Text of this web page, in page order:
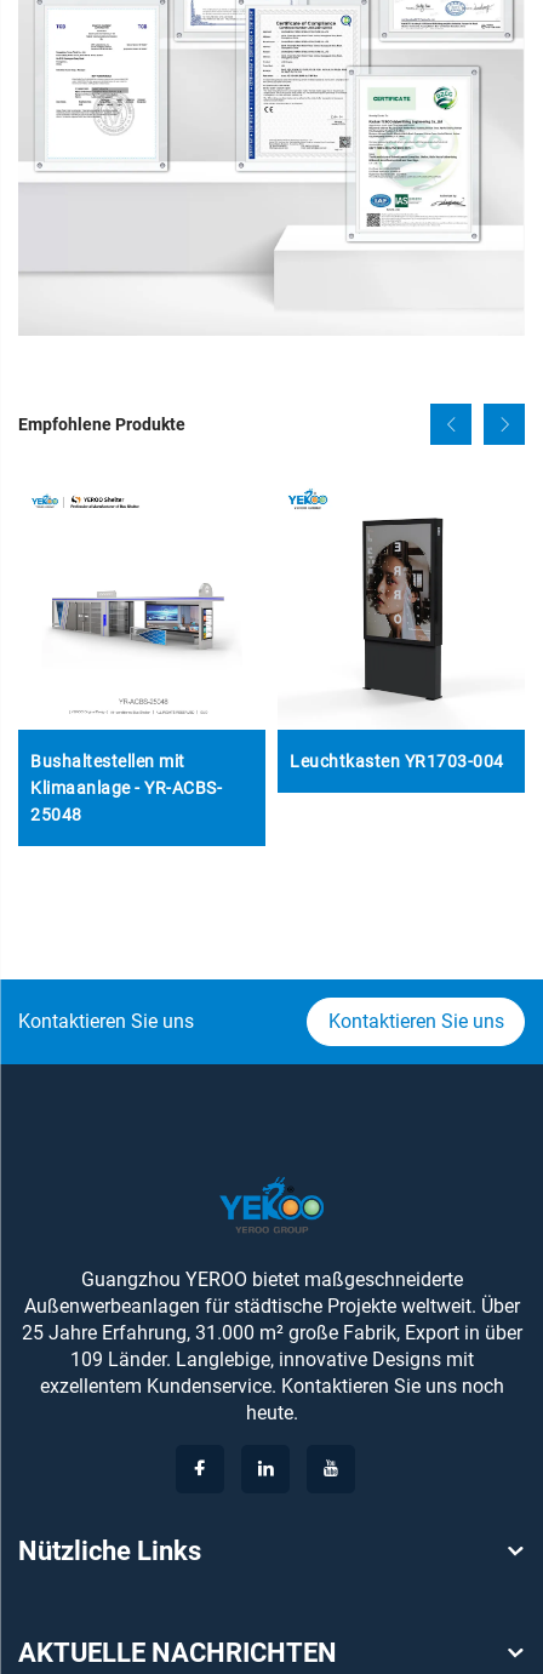
Empfohlene Produkte
Bushaltestellen mit
Klimaanlage - YR-ACBS-
25048
Leuchtkasten YR1703-004
Kontaktieren Sie uns Kontaktieren Sie uns
Guangzhou YEROO bietet maßgeschneiderte
Außenwerbeanlagen für städtische Projekte weltweit. Über
25 Jahre Erfahrung, 31.000 m² große Fabrik, Export in über
109 Länder. Langlebige, innovative Designs mit
exzellentem Kundenservice. Kontaktieren Sie uns noch
heute.
Nützliche Links
AKTUELLE NACHRICHTEN